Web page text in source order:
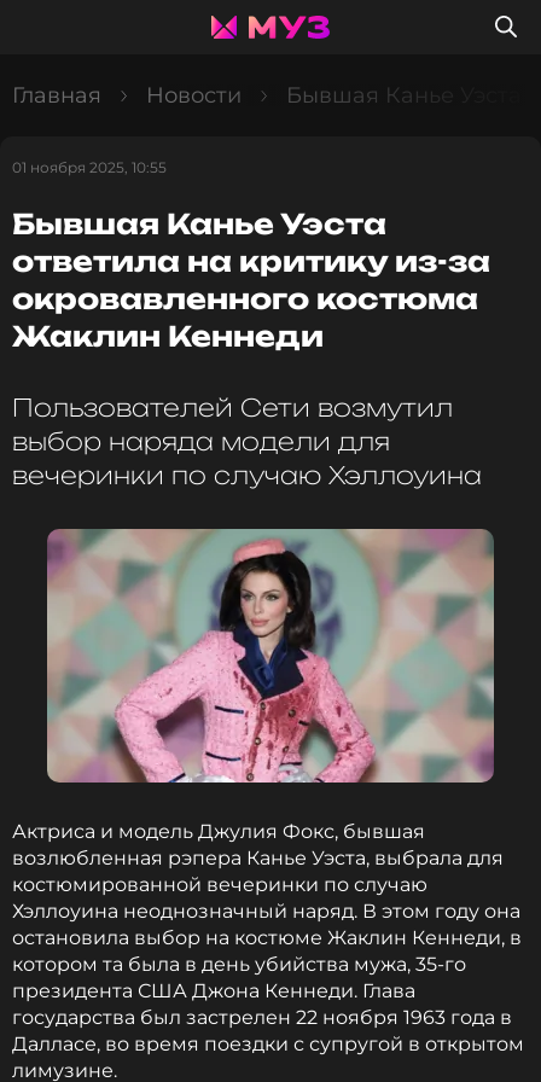
Главная Новости Бывшая Канье Уэста
01 ноября 2025, 10:55
Бывшая Канье Уэста
ответила на критику из-за
окровавленного костюма
Жаклин Кеннеди
Пользователей Сети возмутил
выбор наряда модели для
вечеринки по случаю Хэллоуина
Актриса и модель Джулия Фокс, бывшая
возлюбленная рэпера Канье Уэста, выбрала для
костюмированной вечеринки по случаю
Хэллоуина неоднозначный наряд. В этом году она
остановила выбор на костюме Жаклин Кеннеди, в
котором та была в день убийства мужа, 35-го
президента США Джона Кеннеди. Глава
государства был застрелен 22 ноября 1963 года в
Далласе, во время поездки с супругой в открытом
лимузине.